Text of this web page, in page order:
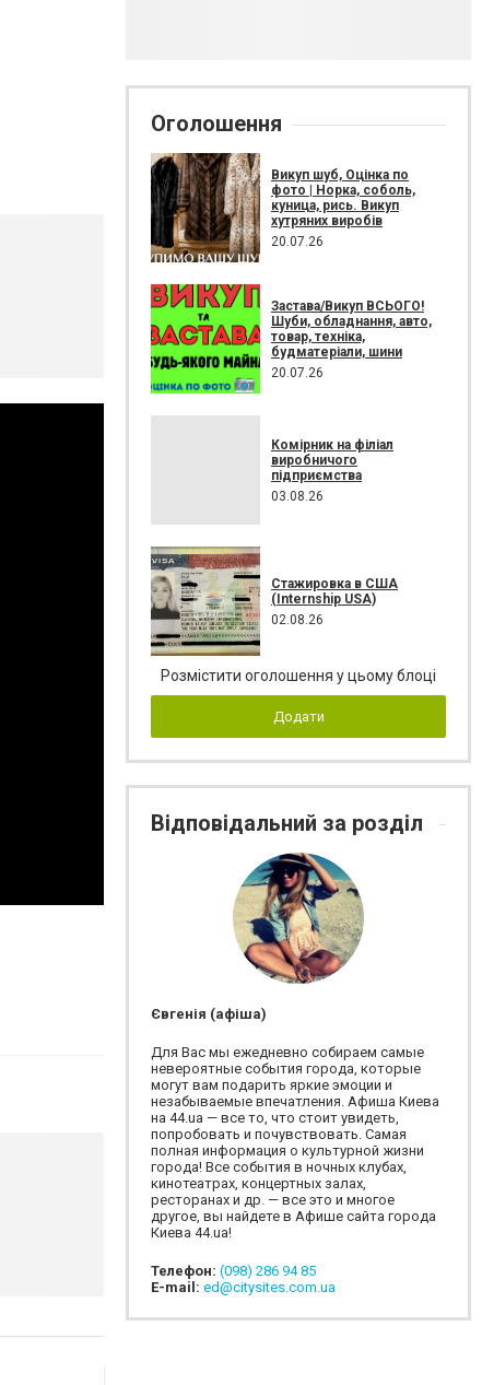
Оголошення
Викуп шуб, Оцінка по
фото | Норка, соболь,
куница, рись. Викуп
хутряних виробів
20.07.26
Застава/Викуп ВСЬОГО!
Шуби, обладнання, авто,
товар, техніка,
будматеріали, шини
20.07.26
Комірник на філіал
виробничого
підприємства
03.08.26
Стажировка в США
(Internship USA)
02.08.26
Розмістити оголошення у цьому блоці
Додати
Відповідальний за розділ
Євгенія (афіша)
Для Вас мы ежедневно собираем самые
невероятные события города, которые
могут вам подарить яркие эмоции и
незабываемые впечатления. Афиша Киева
на 44.ua — все то, что стоит увидеть,
попробовать и почувствовать. Самая
полная информация о культурной жизни
города! Все события в ночных клубах,
кинотеатрах, концертных залах,
ресторанах и др. — все это и многое
другое, вы найдете в Афише сайта города
Киева 44.ua!
Телефон: (098) 286 94 85
E-mail: ed@citysites.com.ua